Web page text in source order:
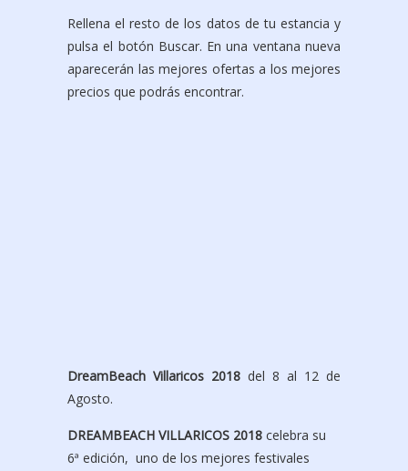
Rellena el resto de los datos de tu estancia y
pulsa el botón Buscar. En una ventana nueva
aparecerán las mejores ofertas a los mejores
precios que podrás encontrar.
DreamBeach Villaricos 2018 del 8 al 12 de
Agosto.
DREAMBEACH VILLARICOS 2018 celebra su
6ª edición, uno de los mejores festivales